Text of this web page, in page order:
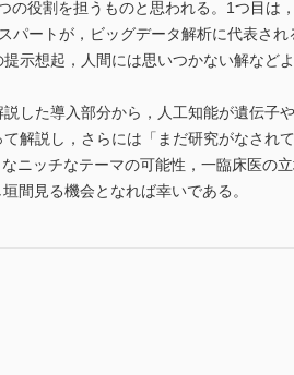
役割を担うものと思われる。1つ目は
ートが，ビッグデータ解析に代表され
示想起，人間には思いつかない解など
した導入部分から，人工知能が遺伝子
解説し，さらには「まだ研究がなされ
ニッチなテーマの可能性，一臨床医の
間見る機会となれば幸いである。